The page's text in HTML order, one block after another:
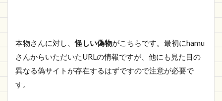
本物さんに対し、怪しい偽物がこちらです。最初にhamu
さんからいただいたURLの情報ですが、他にも見た目の
異なる偽サイトが存在するはずですので注意が必要で
す。